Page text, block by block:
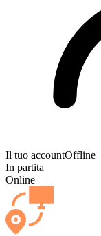
Il tuo accountOffline
In partita
Online